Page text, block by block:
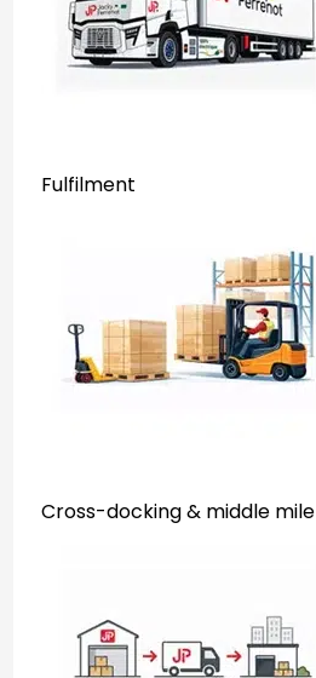
Fulfilment
Cross-docking & middle mile